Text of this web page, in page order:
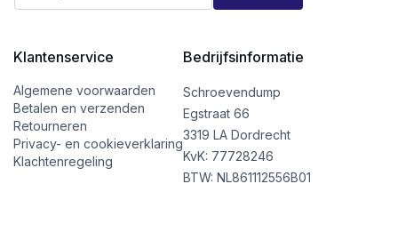
a
E
m
a
i
l
*
m
lKlantenservice
Algemene voorwaarden
Betalen en verzenden
Retourneren
Privacy- en cookieverklaring
Klachtenregeling
Bedrijfsinformatie
Schroevendump
Egstraat 66
3319 LA Dordrecht
KvK: 77728246
BTW: NL861112556B01